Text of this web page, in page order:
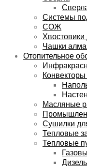
Системы
СОЖ
Хвостовики
Чашки
Отопительное
Конвекторы
Масляные
Сушилки
Тепловые
Тепловые